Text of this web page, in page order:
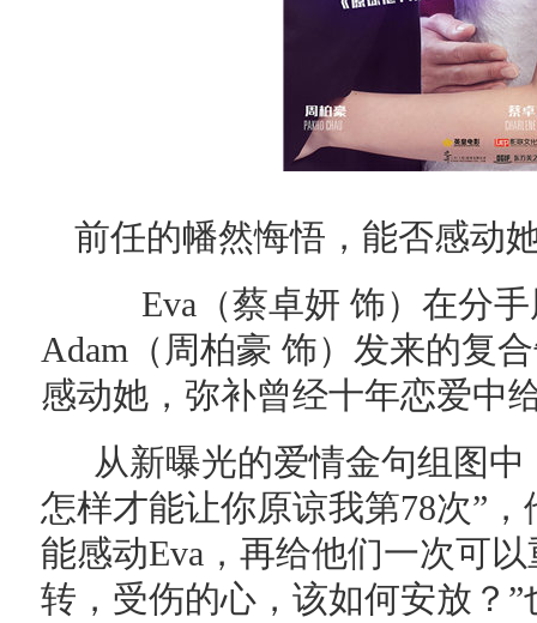
前任的幡然悔悟，能否感动
Eva（蔡卓妍 饰）在分手
Adam（周柏豪 饰）发来的复
感动她，弥补曾经十年恋爱中
从新曝光的爱情金句组图
怎样才能让你原谅我第78次”
能感动Eva，再给他们一次可
转，受伤的心，该如何安放？